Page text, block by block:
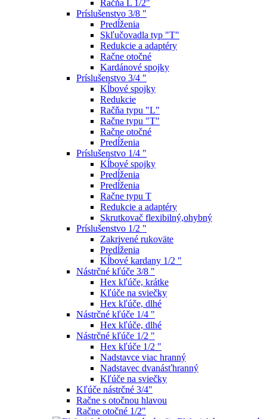
Račňa L 1/2"
Príslušenstvo 3/8 "
Predĺženia
Skľučovadla typ "T"
Redukcie a adaptéry
Račne otočné
Kardánové spojky
Príslušenstvo 3/4 "
Kĺbové spojky
Redukcie
Račňa typu "L"
Račne typu "T"
Račne otočné
Predĺženia
Príslušenstvo 1/4 "
Kĺbové spojky
Predĺženia
Predĺženia
Račne typu T
Redukcie a adaptéry
Skrutkovač flexibilný,ohybný
Príslušenstvo 1/2 "
Zakrivené rukoväte
Predĺženia
Kĺbové kardany 1/2 "
Nástrčné kľúče 3/8 "
Hex kľúče, krátke
Kľúče na sviečky
Hex kľúče, dlhé
Nástrčné kľúče 1/4 "
Hex kľúče, dlhé
Nástrčné kľúče 1/2 "
Hex kľúče 1/2 "
Nadstavce viac hranný
Nadstavec dvanásťhranný
Kľúče na sviečky
Kľúče nástrčné 3/4"
Račne s otočnou hlavou
Račne otočné 1/2"